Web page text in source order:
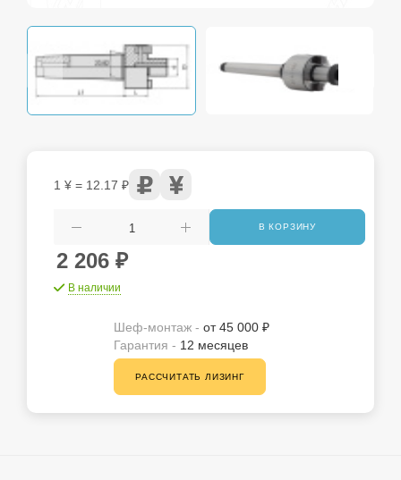
2 206 ₽
В наличии
1 ¥ = 12.17 ₽
В КОРЗИНУ
Шеф-монтаж - от 45 000 ₽
Гарантия - 12 месяцев
РАССЧИТАТЬ ЛИЗИНГ